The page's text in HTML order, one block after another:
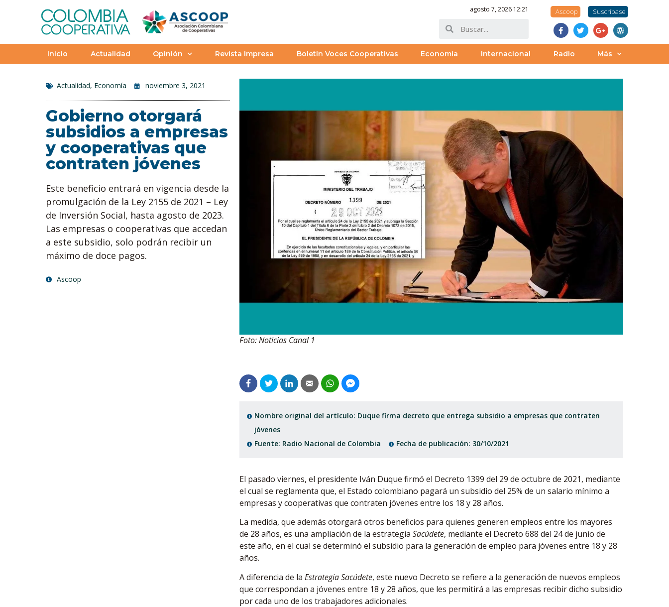
agosto 7, 2026 12:21 Ascoop Suscríbase
Inicio Actualidad Opinión Revista Impresa Boletín Voces Cooperativas Economía Internacional Radio Más
Actualidad, Economía noviembre 3, 2021
Gobierno otorgará
subsidios a empresas
y cooperativas que
contraten jóvenes
Este beneficio entrará en vigencia desde la
promulgación de la Ley 2155 de 2021 – Ley
de Inversión Social, hasta agosto de 2023.
Las empresas o cooperativas que accedan
a este subsidio, solo podrán recibir un
máximo de doce pagos.
Ascoop
Foto: Noticias Canal 1
Nombre original del artículo: Duque firma decreto que entrega subsidio a empresas que contraten
jóvenes
Fuente: Radio Nacional de Colombia
Fecha de publicación: 30/10/2021
El pasado viernes, el presidente Iván Duque firmó el Decreto 1399 del 29 de octubre de 2021, mediante
el cual se reglamenta que, el Estado colombiano pagará un subsidio del 25% de un salario mínimo a
empresas y cooperativas que contraten jóvenes entre los 18 y 28 años.
La medida, que además otorgará otros beneficios para quienes generen empleos entre los mayores
de 28 años, es una ampliación de la estrategiaSacúdete, mediante el Decreto 688 del 24 de junio de
este año, en el cual se determinó el subsidio para la generación de empleo para jóvenes entre 18 y 28
años.
A diferencia de laEstrategia Sacúdete, este nuevo Decreto se refiere a la generación de nuevos empleos
que correspondan a jóvenes entre 18 y 28 años, que les permitirá a las empresas recibir dicho subsidio
por cada uno de los trabajadores adicionales.